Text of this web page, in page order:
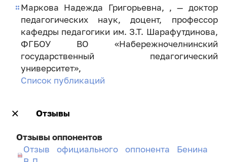
Маркова Надежда Григорьевна, , — доктор
педагогических наук, доцент, профессор
кафедры педагогики им. З.Т. Шарафутдинова,
ФГБОУ ВО «Набережночелнинский
государственный педагогический
университет»,
Список публикаций
Отзывы
Отзывы оппонентов
Отзыв официального оппонента Бенина